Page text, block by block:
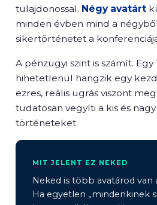
tulajdonossal. Négy avatárt
minden évben mind a
sikertörténetet a
A pénzügyi szint is számít.
hihetetlenül hangzik egy
ezres, reális ugrás viszont
tudatosan vegyíti a kis és
történeteket.
MIT JELENT EZ NEKED
Neked is több avatárod van
Ha egyetlen „mindenkinek